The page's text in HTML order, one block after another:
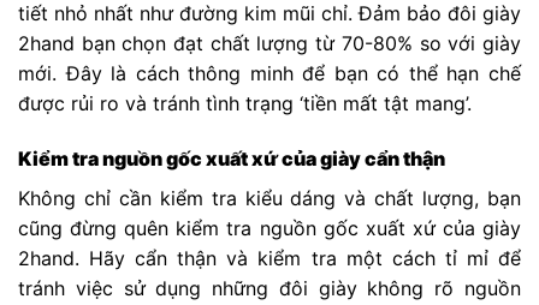
tiết nhỏ nhất như đường kim mũi chỉ. Đảm bảo đôi giày
2hand bạn chọn đạt chất lượng từ 70-80% so với giày
mới. Đây là cách thông minh để bạn có thể hạn chế
được rủi ro và tránh tình trạng ‘tiền mất tật mang’.
Kiểm tra nguồn gốc xuất xứ của giày cẩn thận
Không chỉ cần kiểm tra kiểu dáng và chất lượng, bạn
cũng đừng quên kiểm tra nguồn gốc xuất xứ của giày
2hand. Hãy cẩn thận và kiểm tra một cách tỉ mỉ để
tránh việc sử dụng những đôi giày không rõ nguồn